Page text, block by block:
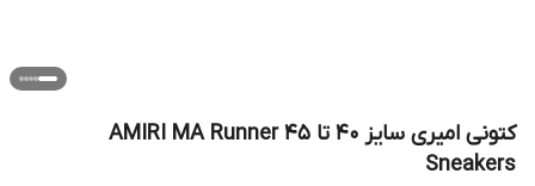
کتونی امیری سایز ۴۰ تا ۴۵ AMIRI MA Runner
Sneakers